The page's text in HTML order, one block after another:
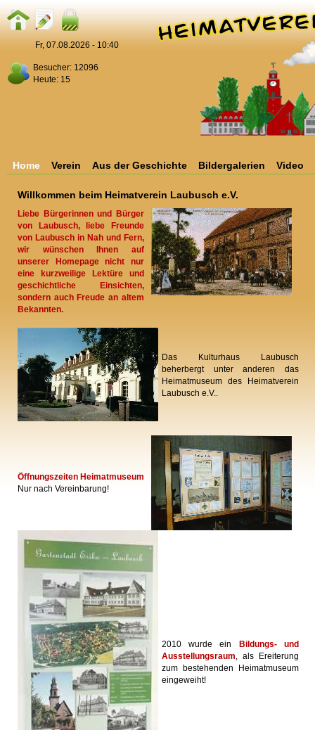
Fr, 07.08.2026 - 10:40
Besucher: 12096
Heute: 15
Home Verein Aus der Geschichte Bildergalerien Video
Willkommen beim Heimatverein Laubusch e.V.
Liebe Bürgerinnen und Bürger
von Laubusch, liebe Freunde
von Laubusch in Nah und Fern,
wir wünschen Ihnen auf
unserer Homepage nicht nur
eine kurzweilige Lektüre und
geschichtliche Einsichten,
sondern auch Freude an altem
Bekannten.
Das Kulturhaus Laubusch
beherbergt unter anderen das
Heimatmuseum des Heimatverein
Laubusch e.V..
Öffnungszeiten Heimatmuseum
Nur nach Vereinbarung!
2010 wurde ein Bildungs- und
Ausstellungsraum , als Ereiterung
zum bestehenden Heimatmuseum
eingeweiht!